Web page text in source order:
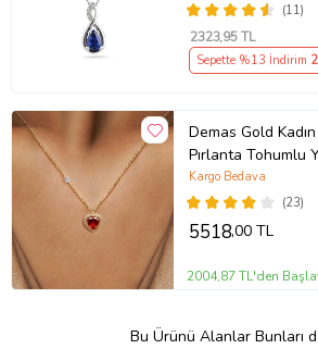
(11)
2323,95 TL
Sepette %13 İndirim
Demas Gold
Pırlanta Tohumlu
Kalp Kolye
(23)
Kargo Bedava
5518,00 TL
2004,87 TL'den
Bu Ürünü Alanlar Bunları